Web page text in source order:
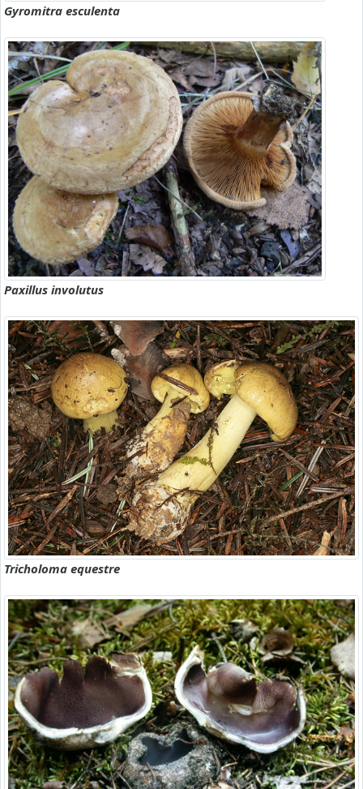
Gyromitra esculenta
Paxillus involutus
Tricholoma equestre